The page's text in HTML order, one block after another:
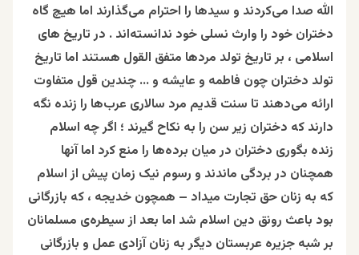
الله صدا می‌کردند و سیدها را احترام می‌گذارند اما هیچ گاه
دختران خود را وارث نسلی خود ندانسته‌اند . در تاریخ های
اسلامی ، بر تاریخ تولد مردها متفق القول هستند اما تاریخ
تولد دختران چون فاطمه و عایشه و … چندین قول متفاوت
ارائه می‌دهند تا سنت قدیم مرد سالاری عرب‌ها را زنده نگه
دارند که دختران زیر سن را به نکاح گیرند ؛ اگر چه اسلام
زنده بگوری دختران در میان برده‌ها را منع کرد اما آنها
همچنان در بردگی ماندند و رسوم نیک زمان پیش از اسلام
که به زنان حق تجارت میداد – همچون خدیجه ، که بازرگانی
بود باعث رونق دین اسلام شد اما بعد از سیطره‌ی مسلمانان
بر شبه جزیره عربستان دیگر به زنان آزادی عمل و بازرگانی